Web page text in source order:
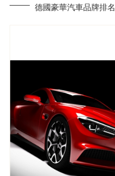
德國豪華汽車品牌排名